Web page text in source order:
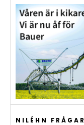
NILÉHN FRÅGAR